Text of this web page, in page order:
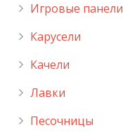
Игровые панели
Карусели
Качели
Лавки
Песочницы